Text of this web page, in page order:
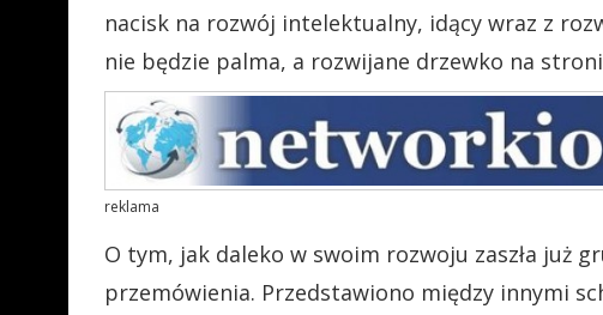
nacisk na rozwój intelektualny, idący wraz z
nie będzie palma, a rozwijane drzewko na
reklama
O tym, jak daleko w swoim rozwoju zaszła już
przemówienia. Przedstawiono między innymi